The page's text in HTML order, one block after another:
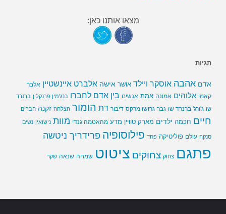
מצאו אותנו כאן:
תגיות
אדם אהבה אוסקר ויילד אושר אישה אלברט איינשטיין אלבר
קאמי אלוהים אמונה אמת אנשים בין אדם לחברו בנג'מין פרנקלין ברנרד
שו ג'ורג' ברנרד שו גבר גרושו מרקס דיבור דת הומור הצלחה זקנה חברים
חיים חכמה ילדים מארק טוויין מדע מהאטמה גנדי מוות נישואין נשים
סנקה עולם פוליטיקה פחד פילוסופיה פרידריך ניטשה
פתגם צחוק צחוקים ציטוט שמחה שנאה שקר